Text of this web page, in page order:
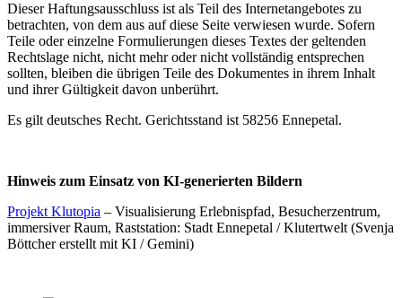
Dieser Haftungsausschluss ist als Teil des Internetangebotes zu
betrachten, von dem aus auf diese Seite verwiesen wurde. Sofern
Teile oder einzelne Formulierungen dieses Textes der geltenden
Rechtslage nicht, nicht mehr oder nicht vollständig entsprechen
sollten, bleiben die übrigen Teile des Dokumentes in ihrem Inhalt
und ihrer Gültigkeit davon unberührt.
Es gilt deutsches Recht. Gerichtsstand ist 58256 Ennepetal.
Hinweis zum Einsatz von KI-generierten Bildern
Projekt Klutopia – Visualisierung Erlebnispfad, Besucherzentrum,
immersiver Raum, Raststation: Stadt Ennepetal / Klutertwelt (Svenja
Böttcher erstellt mit KI / Gemini)